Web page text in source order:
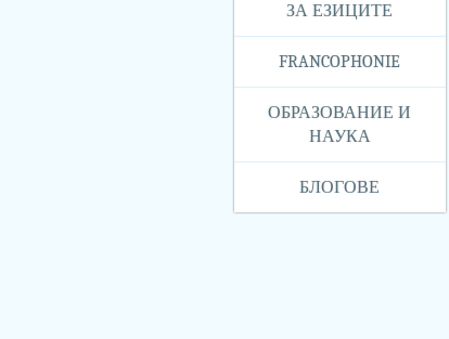
ЗА ЕЗИЦИТЕ
FRANCOPHONIE
ОБРАЗОВАНИЕ И
НАУКА
БЛОГОВЕ